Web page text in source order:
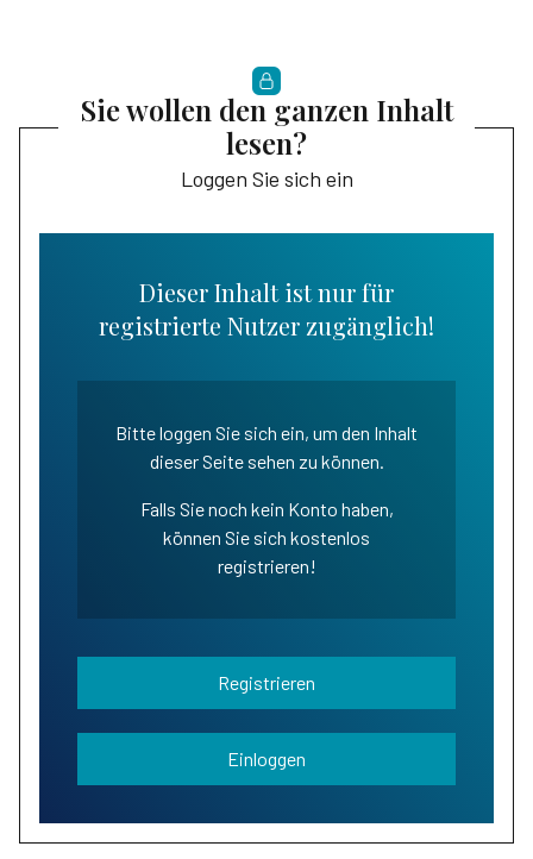
Sie wollen den ganzen Inhalt
lesen?
Loggen Sie sich ein
Dieser Inhalt ist nur für
registrierte Nutzer zugänglich!
Bitte loggen Sie sich ein, um den Inhalt
dieser Seite sehen zu können.
Falls Sie noch kein Konto haben,
können Sie sich kostenlos
registrieren!
Registrieren
Einloggen